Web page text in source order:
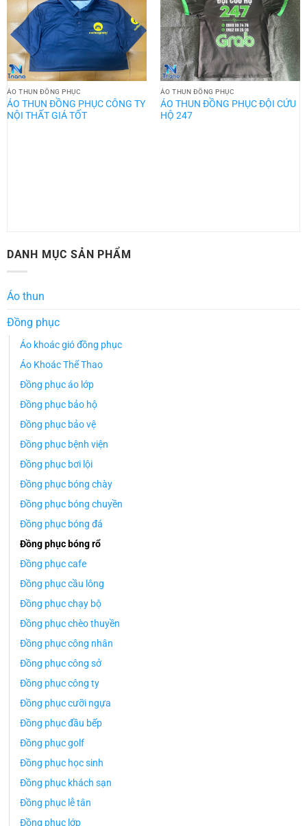
ÁO THUN ĐỒNG PHỤC
ÁO THUN ĐỒNG PHỤC CÔNG TY
NỘI THẤT GIÁ TỐT
ÁO THUN ĐỒNG PHỤC
ÁO THUN ĐỒNG PHỤC ĐỘI CỨU
HỘ 247
DANH MỤC SẢN PHẨM
Áo thun
Đồng phục
Áo khoác gió đồng phục
Áo Khoác Thể Thao
Đồng phục áo lớp
Đồng phục bảo hộ
Đồng phục bảo vệ
Đồng phục bệnh viện
Đồng phục bơi lội
Đồng phục bóng chày
Đồng phục bóng chuyền
Đồng phục bóng đá
Đồng phục bóng rổ
Đồng phục cafe
Đồng phục cầu lông
Đồng phục chạy bộ
Đồng phục chèo thuyền
Đồng phục công nhân
Đồng phục công sở
Đồng phục công ty
Đồng phục cưỡi ngựa
Đồng phục đầu bếp
Đồng phục golf
Đồng phục học sinh
Đồng phục khách sạn
Đồng phục lễ tân
Đồng phục lớp